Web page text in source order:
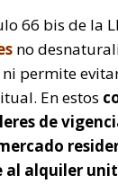
66 bis de la
no
permite
En estos
de
alquiler